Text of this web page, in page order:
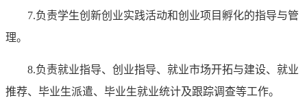
7.负责学生创新创业实践活动和创业项目孵化的指导与管
理。
8.负责就业指导、创业指导、就业市场开拓与建设、就业
推荐、毕业生派遣、毕业生就业统计及跟踪调查等工作。